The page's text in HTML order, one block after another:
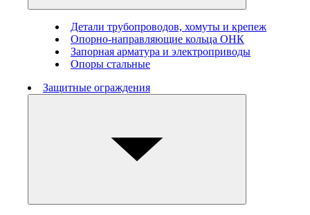
Детали трубопроводов, хомуты и крепеж
Опорно-направляющие кольца ОНК
Запорная арматура и электроприводы
Опоры стальные
Защитные ограждения